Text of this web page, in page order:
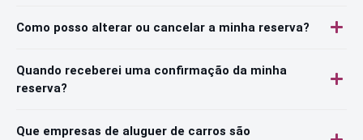
Como posso alterar ou cancelar a minha reserva?
Quando receberei uma confirmação da minha
reserva?
Que empresas de aluguer de carros são